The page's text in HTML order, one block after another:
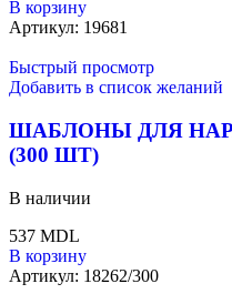
В корзину
Артикул: 19681
Быстрый просмотр
Добавить в список желаний
ШАБЛОНЫ ДЛЯ
(300 ШТ)
В наличии
537 MDL
В корзину
Артикул: 18262/300